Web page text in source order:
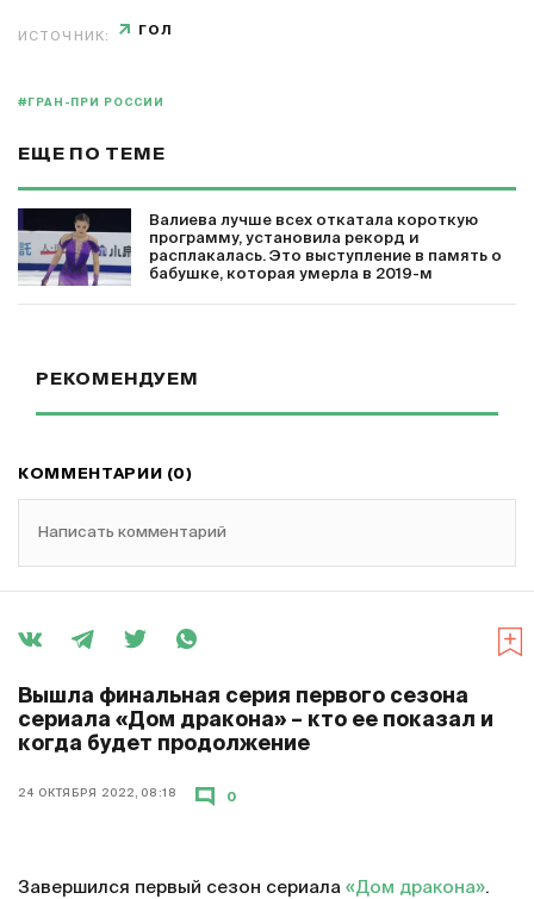
ИСТОЧНИК: ГОЛ
#ГРАН-ПРИ РОССИИ
ЕЩЕ ПО ТЕМЕ
Валиева лучше всех откатала короткую
программу, установила рекорд и
расплакалась. Это выступление в память о
бабушке, которая умерла в 2019-м
РЕКОМЕНДУЕМ
КОММЕНТАРИИ (0)
Написать комментарий
Вышла финальная серия первого сезона
сериала «Дом дракона» – кто ее показал и
когда будет продолжение
24 ОКТЯБРЯ 2022, 08:18 0
Завершился первый сезон сериала «Дом дракона».